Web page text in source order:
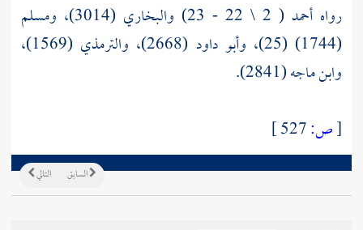
رواه أحمد ( 2 \ 22 - 23) والبخاري (3014)، ومسلم
(1744) (25)، وأبو داود (2668)، والترمذي (1569)،
وابن ماجه (2841).
[ص:
التالي السابق